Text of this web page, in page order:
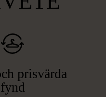
prisvärda
fynd